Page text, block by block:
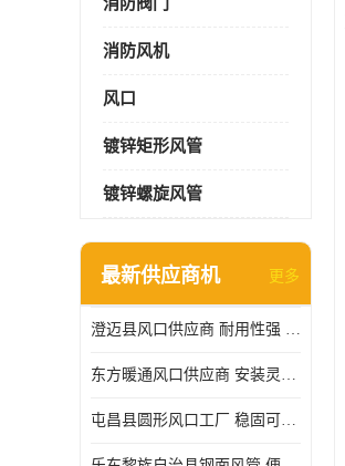
消防风机
风口
镀锌矩形风管
镀锌螺旋风管
最新供应商机 更多
澄迈县风口供应商 耐用性强 能够减少能源消耗
东方暖通风口供应商 安装灵活 调节功能强
屯昌县圆形风口工厂 稳固可靠 方便清洁和维修